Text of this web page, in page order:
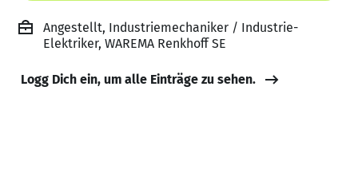
Angestellt, Industriemechaniker / Industrie-
Elektriker, WAREMA Renkhoff SE
Logg Dich ein, um alle Einträge zu sehen.